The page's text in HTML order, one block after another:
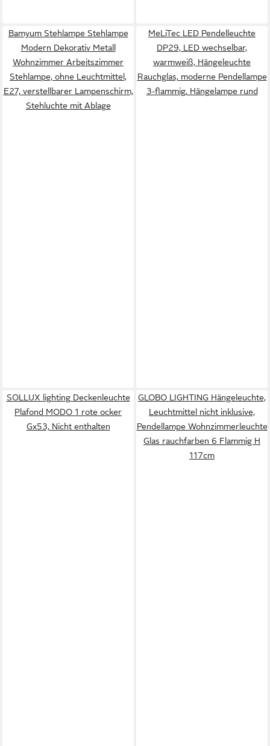
Bamyum Stehlampe Stehlampe
Modern Dekorativ Metall
Wohnzimmer Arbeitszimmer
Stehlampe, ohne Leuchtmittel,
E27, verstellbarer Lampenschirm,
Stehluchte mit Ablage
MeLiTec LED Pendelleuchte
DP29, LED wechselbar,
warmweiß, Hängeleuchte
Rauchglas, moderne Pendellampe
3-flammig, Hängelampe rund
SOLLUX lighting Deckenleuchte
Plafond MODO 1 rote ocker
Gx53, Nicht enthalten
GLOBO LIGHTING Hängeleuchte,
Leuchtmittel nicht inklusive,
Pendellampe Wohnzimmerleuchte
Glas rauchfarben 6 Flammig H
117cm